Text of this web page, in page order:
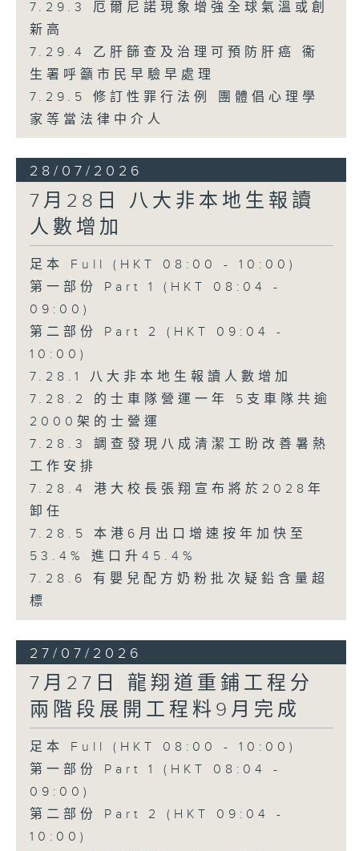
7.29.3 厄爾尼諾現象增強全球氣溫或創
新高
7.29.4 乙肝篩查及治理可預防肝癌 衞
生署呼籲市民早驗早處理
7.29.5 修訂性罪行法例 團體倡心理學
家等當法律中介人
28/07/2026
7月28日 八大非本地生報讀
人數增加
足本 Full (HKT 08:00 - 10:00)
第一部份 Part 1 (HKT 08:04 -
09:00)
第二部份 Part 2 (HKT 09:04 -
10:00)
7.28.1 八大非本地生報讀人數增加
7.28.2 的士車隊營運一年 5支車隊共逾
2000架的士營運
7.28.3 調查發現八成清潔工盼改善暑熱
工作安排
7.28.4 港大校長張翔宣布將於2028年
卸任
7.28.5 本港6月出口增速按年加快至
53.4% 進口升45.4%
7.28.6 有嬰兒配方奶粉批次疑鉛含量超
標
27/07/2026
7月27日 龍翔道重鋪工程分
兩階段展開工程料9月完成
足本 Full (HKT 08:00 - 10:00)
第一部份 Part 1 (HKT 08:04 -
09:00)
第二部份 Part 2 (HKT 09:04 -
10:00)